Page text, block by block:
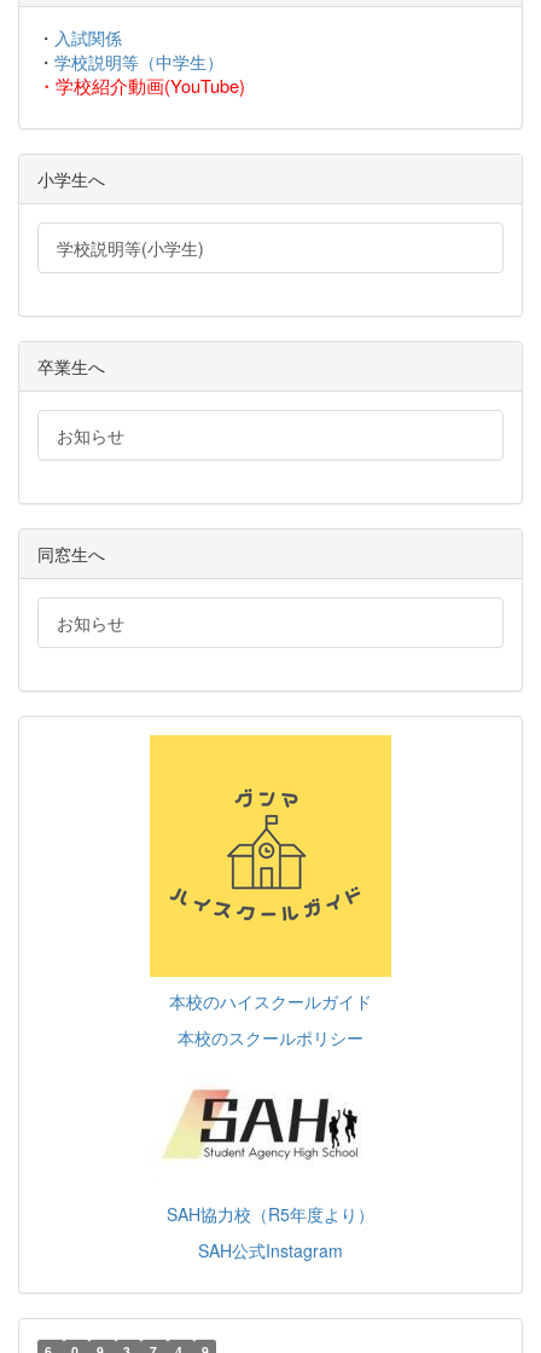
・ 入試関係
・ 学校説明等（中学生）
・ 学校紹介動画(YouTube)
小学生へ
学校説明等(小学生)
卒業生へ
お知らせ
同窓生へ
お知らせ
本校のハイスクールガイド
本校のスクールポリシー
SAH協力校（R5年度より）
SAH公式Instagram